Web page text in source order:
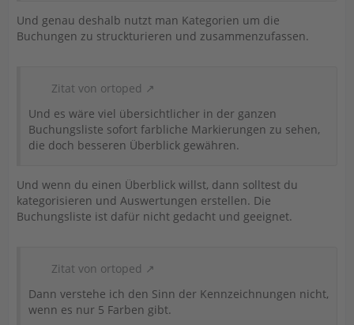
Und genau deshalb nutzt man Kategorien um die
Buchungen zu struckturieren und zusammenzufassen.
Zitat von ortoped
Und es wäre viel übersichtlicher in der ganzen
Buchungsliste sofort farbliche Markierungen zu sehen,
die doch besseren Überblick gewähren.
Und wenn du einen Überblick willst, dann solltest du
kategorisieren und Auswertungen erstellen. Die
Buchungsliste ist dafür nicht gedacht und geeignet.
Zitat von ortoped
Dann verstehe ich den Sinn der Kennzeichnungen nicht,
wenn es nur 5 Farben gibt.